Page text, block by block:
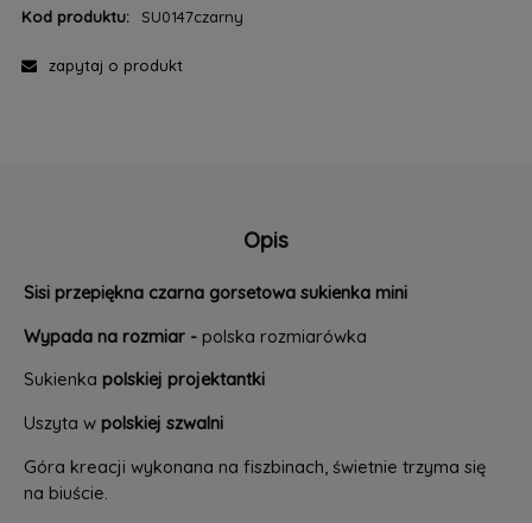
Kod produktu: SU0147czarny
zapytaj o produkt
Opis
Sisi przepiękna czarna gorsetowa sukienka mini
Wypada na rozmiar - polska rozmiarówka
Sukienka polskiej projektantki
Uszyta wpolskiej szwalni
Góra kreacji wykonana na fiszbinach, świetnie trzyma się
na biuście.